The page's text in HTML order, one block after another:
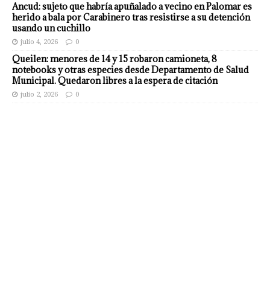
Ancud: sujeto que habría apuñalado a vecino en Palomar es
herido a bala por Carabinero tras resistirse a su detención
usando un cuchillo
julio 4, 2026 0
Queilen: menores de 14 y 15 robaron camioneta, 8
notebooks y otras especies desde Departamento de Salud
Municipal. Quedaron libres a la espera de citación
julio 2, 2026 0